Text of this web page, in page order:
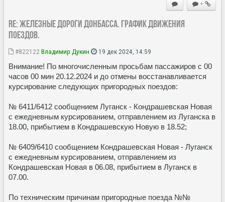
+
Re: Железные дороги Донбасса. График движения
поездов.
#822122 Владимир Дукин 19 дек 2024, 14:59
Внимание! По многочисленным просьбам пассажиров с 00
часов 00 мин 20.12.2024 и до отмены восстанавливается
курсирование следующих пригородных поездов:
№ 6411/6412 сообщением Луганск - Кондрашевская Новая
с ежедневным курсированием, отправлением из Луганска в
18.00, прибытием в Кондрашевскую Новую в 18.52;
№ 6409/6410 сообщением Кондрашевская Новая - Луганск
с ежедневным курсированием, отправлением из
Кондрашевская Новая в 06.08, прибытием в Луганск в
07.00.
По техническим причинам пригородные поезда №№